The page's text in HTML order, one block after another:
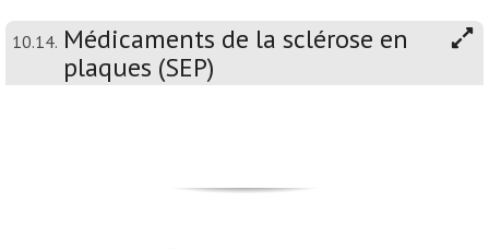
10.14. Médicaments de la sclérose en
plaques (SEP)